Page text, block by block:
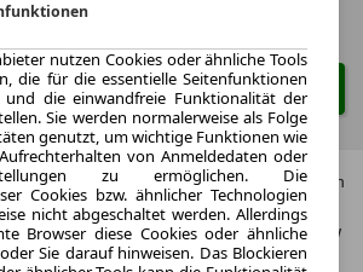
1 von 1
Suche ändern
Weitere Informationen zum offiziellen
zu den offiziellen spezifischen CO₂-
zum Stromverbrauch neuer PKW
über den offiziellen Kraftstoffverbrauch,
nutzen Cookies oder ähnliche Tools
die für die essentielle Seitenfunktionen
die einwandfreie Funktionalität der
Sie werden normalerweise als Folge
genutzt, um wichtige Funktionen wie
von Anmeldedaten oder
zu ermöglichen. Die
Cookies bzw. ähnlicher Technologien
nicht abgeschaltet werden. Allerdings
Browser diese Cookies oder ähnliche
Sie darauf hinweisen. Das Blockieren